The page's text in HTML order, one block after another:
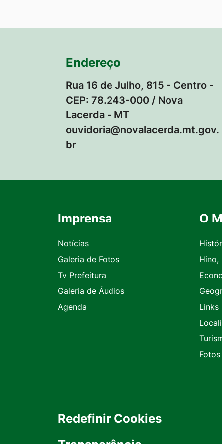
Endereço
Rua 16 de Julho, 815 - Centro -
CEP: 78.243-000 / Nova
Lacerda - MT
ouvidoria@novalacerda.mt.gov.
br
Seção do Rodapé e Contato
Imprensa
Notícias
Galeria de Fotos
Tv Prefeitura
Galeria de Áudios
Agenda
O
Hino,
Links
Redefinir Cookies